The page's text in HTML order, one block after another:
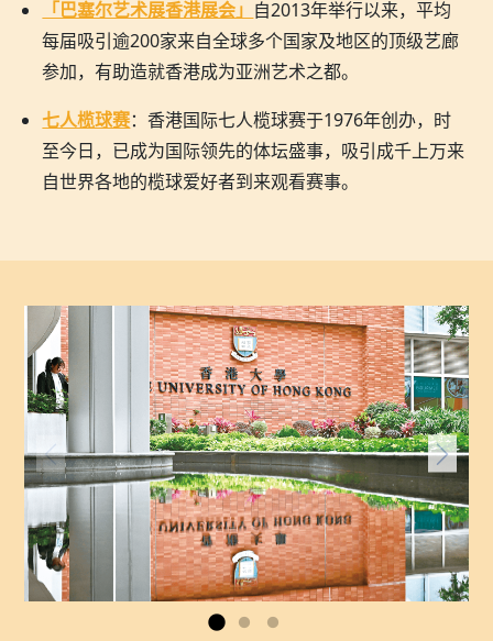
「巴塞尔艺术展香港展会」 自2013年举行以来，平均
每届吸引逾200家来自全球多个国家及地区的顶级艺廊
参加，有助造就香港成为亚洲艺术之都。
七人榄球赛：香港国际七人榄球赛于1976年创办，时
至今日，已成为国际领先的体坛盛事，吸引成千上万来
自世界各地的榄球爱好者到来观看赛事。